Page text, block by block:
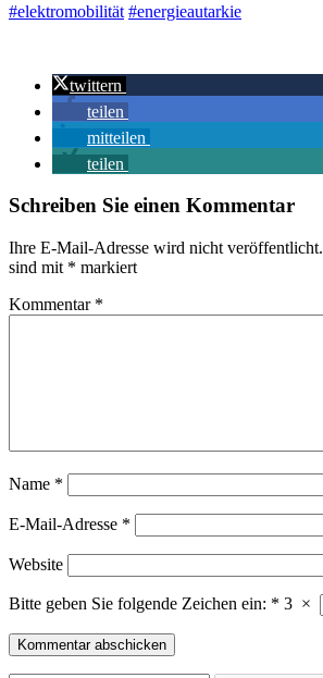
#elektromobilität #energieautarkie
twittern
teilen
mitteilen
teilen
Schreiben Sie einen Kommentar
Ihre E-Mail-Adresse wird nicht veröffentlicht.
sind mit * markiert
Kommentar *
Name *
E-Mail-Adresse *
Website
Bitte geben Sie folgende Zeichen ein: * 3 ×